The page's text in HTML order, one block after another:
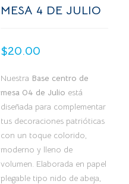
MESA 4 DE JULIO
$20.00
Nuestra Base centro de
mesa 04 de Julio está
diseñada para complementar
tus decoraciones patrióticas
con un toque colorido,
moderno y lleno de
volumen. Elaborada en papel
plegable tipo nido de abeja,